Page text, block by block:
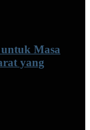
Masa
yang